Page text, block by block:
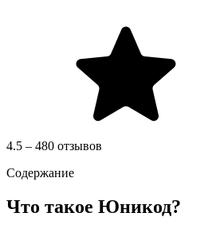
4.5 – 480 отзывов
Содержание
Что такое Юникод?